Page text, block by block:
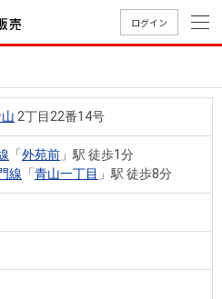
ログイン
2丁目22番14号
「外苑前 」駅 徒歩1分
線 「青山一丁目 」駅 徒歩8分